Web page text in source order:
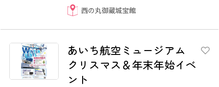
西の丸御蔵城宝館
あいち航空ミュージアム
クリスマス＆年末年始イベ
ント